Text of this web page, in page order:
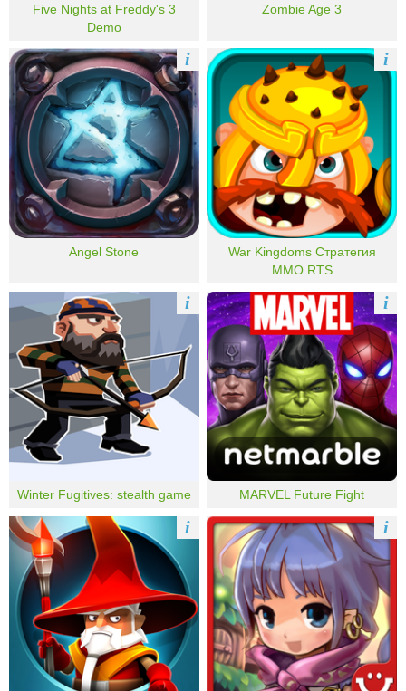
Five Nights at Freddy's 3
Demo
Zombie Age 3
Angel Stone
i
War Kingdoms Стратегия
MMO RTS
i
Winter Fugitives: stealth game
i
MARVEL Future Fight
i
i i